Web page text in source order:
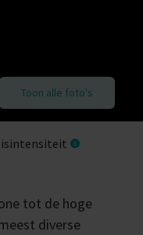
Toon alle foto's
tot de hoge
diverse